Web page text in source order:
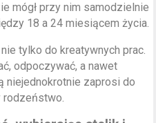
mógł przy nim samodzielnie
18 a 24 miesiącem życia.
tylko do kreatywnych prac.
odpoczywać, a nawet
niejednokrotnie zaprosi do
rodzeństwo.